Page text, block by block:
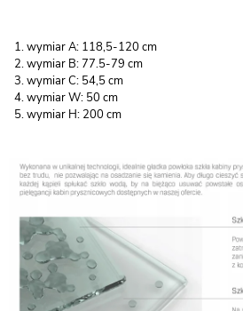
wymiar A: 118,5-120 cm
wymiar B: 77.5-79 cm
wymiar C: 54,5 cm
wymiar W: 50 cm
wymiar H: 200 cm